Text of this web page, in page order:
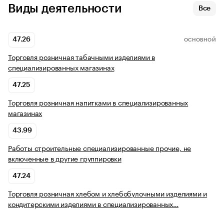
Виды деятельности Все
47.26 ОСНОВНОЙ
Торговля розничная табачными изделиями в
специализированных магазинах
47.25
Торговля розничная напитками в специализированных
магазинах
43.99
Работы строительные специализированные прочие, не
включенные в другие группировки
47.24
Торговля розничная хлебом и хлебобулочными изделиями и
кондитерскими изделиями в специализированных…